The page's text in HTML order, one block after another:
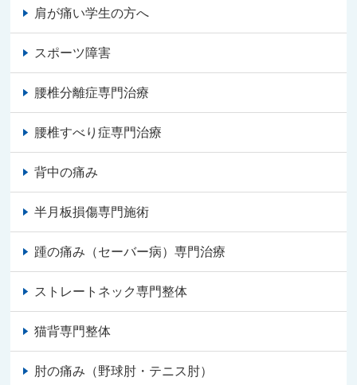
肩が痛い学生の方へ
スポーツ障害
腰椎分離症専門治療
腰椎すべり症専門治療
背中の痛み
半月板損傷専門施術
踵の痛み（セーバー病）専門治療
ストレートネック専門整体
猫背専門整体
肘の痛み（野球肘・テニス肘）